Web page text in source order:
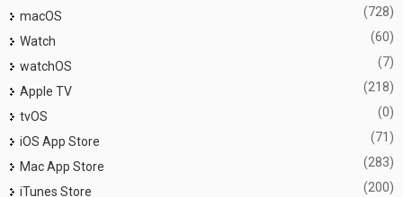
macOS (728)
Watch (60)
watchOS (7)
Apple TV (218)
tvOS (0)
iOS App Store (71)
Mac App Store (283)
iTunes Store (200)